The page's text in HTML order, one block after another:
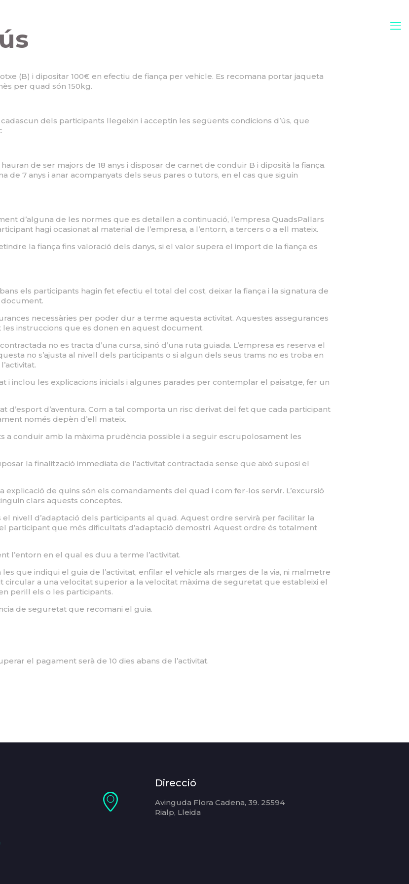
(B) i dipositar 100€ en efectiu de fiança per vehicle. Es recomana portar jaqueta
per quad són 150kg.
dels participants llegeixin i acceptin les següents condicions d’ús, que
de ser majors de 18 anys i disposar de carnet de conduir B i diposità la fiança.
de 7 anys i anar acompanyats dels seus pares o tutors, en el cas que siguin
d’alguna de les normes que es detallen a continuació, l’empresa QuadsPallars
hagi ocasionat al material de l’empresa, a l’entorn, a tercers o a ell mateix.
la fiança fins valoració dels danys, si el valor supera el import de la fiança es
els participants hagin fet efectiu el total del cost, deixar la fiança i la signatura de
necessàries per poder dur a terme aquesta activitat. Aquestes assegurances
instruccions que es donen en aquest document.
no es tracta d’una cursa, sinó d’una ruta guiada. L’empresa es reserva el
no s’ajusta al nivell dels participants o si algun dels seus trams no es troba en
i inclou les explicacions inicials i algunes parades per contemplar el paisatge, fer un
d’esport d’aventura. Com a tal comporta un risc derivat del fet que cada participant
només depèn d’ell mateix.
a conduir amb la màxima prudència possible i a seguir escrupolosament les
la finalització immediata de l’activitat contractada sense que això suposi el
explicació de quins són els comandaments del quad i com fer-los servir. L’excursió
clars aquests conceptes.
nivell d’adaptació dels participants al quad. Aquest ordre servirà per facilitar la
participant que més dificultats d’adaptació demostri. Aquest ordre és totalment
l’entorn en el qual es duu a terme l’activitat.
que indiqui el guia de l’activitat, enfilar el vehicle als marges de la via, ni malmetre
a una velocitat superior a la velocitat màxima de seguretat que estableixi el
perill els o les participants.
de seguretat que recomani el guia.
el pagament serà de 10 dies abans de l’activitat.
Direcció
Avinguda Flora Cadena, 39. 25594
Rialp, Lleida